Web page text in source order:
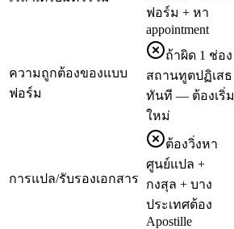
ฟอร์ม + หา
appointment
ความถูกต้องของแบบ
ฟอร์ม
ถ้าผิด 1 ช่อง
สถานทูตปฏิเสธ
ทันที — ต้องเริ่ม
ใหม่
การแปล/รับรองเอกสาร
ต้องวิ่งหา
ศูนย์แปล +
กงสุล + บาง
ประเทศต้อง
Apostille